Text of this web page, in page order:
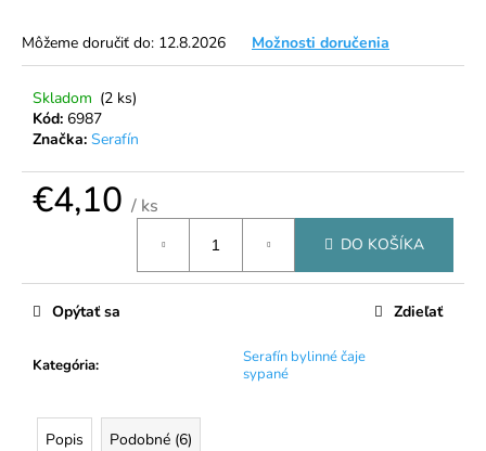
Môžeme doručiť do: 12.8.2026 Možnosti doručenia
Skladom (2 ks)
Kód: 6987
Značka: Serafín
€4,10 / ks
DO KOŠÍKA
Kategória:
Serafín bylinné čaje
sypané
Opýtať sa Zdieľať
Popis Podobné (6)
j
s
?
HĽADAŤ
d